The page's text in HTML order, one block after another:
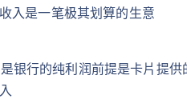
入是一笔极其划算的生意
银行的纯利润前提是卡片提供